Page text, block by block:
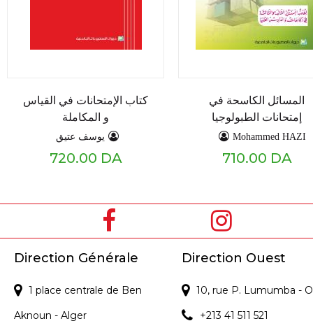
كتاب الإمتحانات في القياس
و المكاملة
يوسف عتيق
720.00 DA
المسائل الكاسحة في
إمتحانات الطبولوجيا
Mohammed HAZI
710.00 DA
Direction Générale
1 place centrale de Ben
Aknoun - Alger
Direction Ouest
10, rue P. Lumumba -
+213 41 511 521